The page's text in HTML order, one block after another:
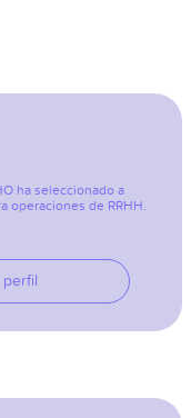
ha seleccionado a
operaciones de RRHH.
perfil